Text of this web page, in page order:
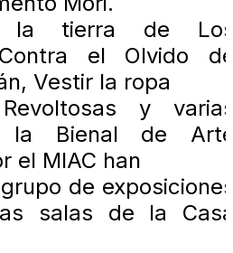
tierra de
el Olvido
Vestir la ropa
y
la Bienal de
el MIAC han
de
salas de la